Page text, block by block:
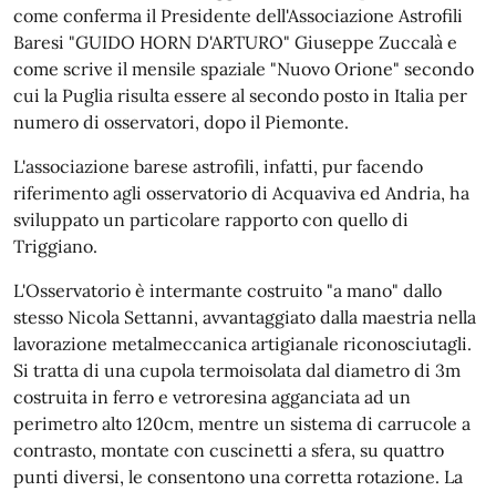
come conferma il Presidente dell'Associazione Astrofili
Baresi "GUIDO HORN D'ARTURO" Giuseppe Zuccalà e
come scrive il mensile spaziale "Nuovo Orione" secondo
cui la Puglia risulta essere al secondo posto in Italia per
numero di osservatori, dopo il Piemonte.
L'associazione barese astrofili, infatti, pur facendo
riferimento agli osservatorio di Acquaviva ed Andria, ha
sviluppato un particolare rapporto con quello di
Triggiano.
L'Osservatorio è intermante costruito "a mano" dallo
stesso Nicola Settanni, avvantaggiato dalla maestria nella
lavorazione metalmeccanica artigianale riconosciutagli.
Si tratta di una cupola termoisolata dal diametro di 3m
costruita in ferro e vetroresina agganciata ad un
perimetro alto 120cm, mentre un sistema di carrucole a
contrasto, montate con cuscinetti a sfera, su quattro
punti diversi, le consentono una corretta rotazione. La